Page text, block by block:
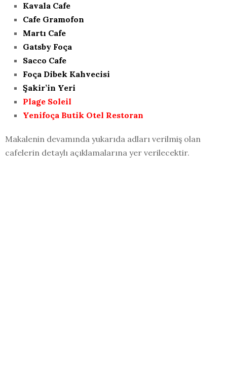
Kavala Cafe
Cafe Gramofon
Martı Cafe
Gatsby Foça
Sacco Cafe
Foça Dibek Kahvecisi
Şakir’in Yeri
Plage Soleil
Yenifoça Butik Otel Restoran
Makalenin devamında yukarıda adları verilmiş olan
cafelerin detaylı açıklamalarına yer verilecektir.